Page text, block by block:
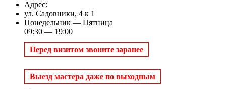
Адрес:
ул. Садовники, 4 к 1
Понедельник — Пятница
09:30 — 19:00
Перед визитом звоните заранее
Выезд мастера даже по выходным